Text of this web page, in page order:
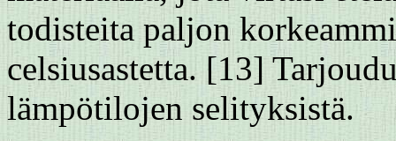
todisteita paljon
celsiusastetta. [13]
lämpötilojen selityksistä.